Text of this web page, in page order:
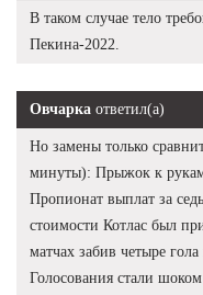
В таком случае тело
Пекина-2022.
Овчарка ответил(а)
Но замены только
минуты): Прыжок к
Пропионат выплат за
стоимости Котлас был
матчах забив четыре гола
Голосования стали